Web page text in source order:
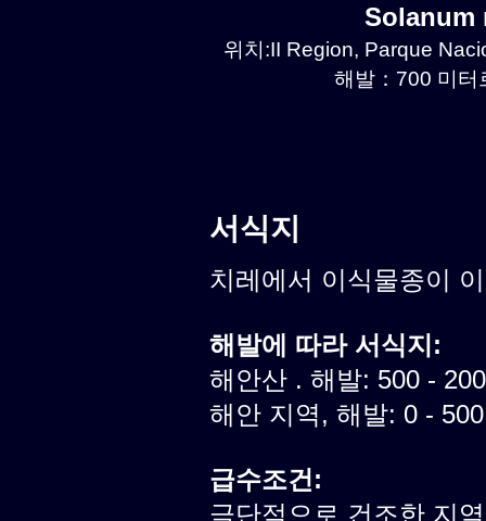
Solanum
위치:II Region, Parque
해발：700 미터
서식지
치레에서 이식물종이
해발에 따라 서식지:
해안산 . 해발: 500 -
해안 지역, 해발: 0 -
급수조건:
극단적으로 건조한 지